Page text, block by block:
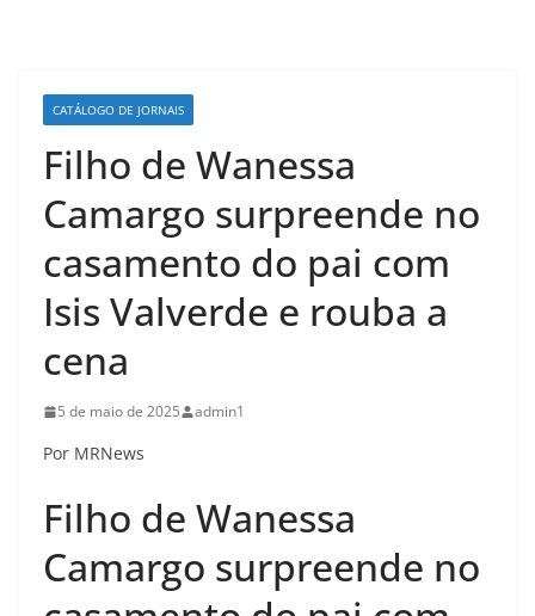
CATÁLOGO DE JORNAIS
Filho de Wanessa
Camargo surpreende no
casamento do pai com
Isis Valverde e rouba a
cena
5 de maio de 2025 admin1
Por MRNews
Filho de Wanessa
Camargo surpreende no